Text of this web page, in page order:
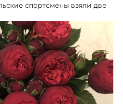
спортсмены взяли две